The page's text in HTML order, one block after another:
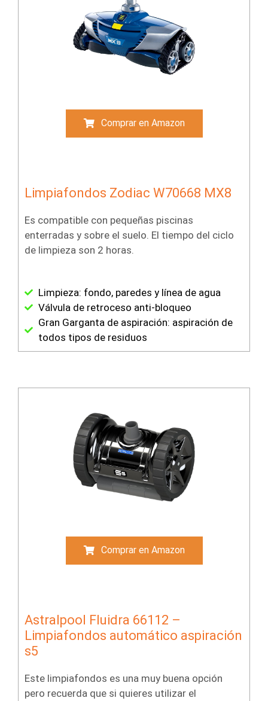
Comprar en Amazon
Limpiafondos Zodiac W70668 MX8
Es compatible con pequeñas piscinas
enterradas y sobre el suelo. El tiempo del ciclo
de limpieza son 2 horas.
Limpieza: fondo, paredes y línea de agua
Válvula de retroceso anti-bloqueo
Gran Garganta de aspiración: aspiración de
todos tipos de residuos
Comprar en Amazon
Astralpool Fluidra 66112 –
Limpiafondos automático aspiración
s5
Este limpiafondos es una muy buena opción
pero recuerda que si quieres utilizar el